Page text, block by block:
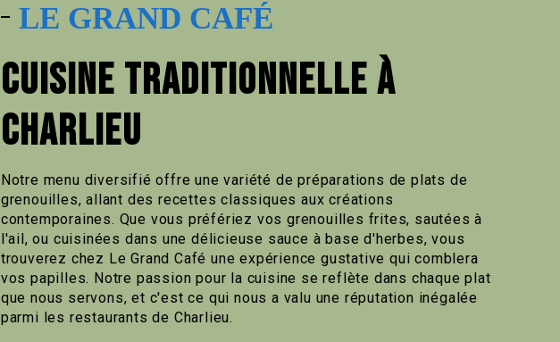
LE GRAND CAFÉ
CUISINE TRADITIONNELLE À
CHARLIEU
Notre menu diversifié offre une variété de préparations de plats de
grenouilles, allant des recettes classiques aux créations
contemporaines. Que vous préfériez vos grenouilles frites, sautées à
l'ail, ou cuisinées dans une délicieuse sauce à base d'herbes, vous
trouverez chez Le Grand Café une expérience gustative qui comblera
vos papilles. Notre passion pour la cuisine se reflète dans chaque plat
que nous servons, et c'est ce qui nous a valu une réputation inégalée
parmi les restaurants de Charlieu.